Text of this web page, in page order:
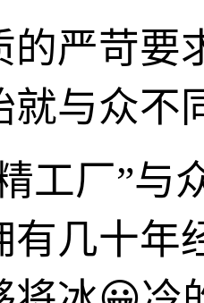
的严苛要
就与众不
工厂”与
有几十年